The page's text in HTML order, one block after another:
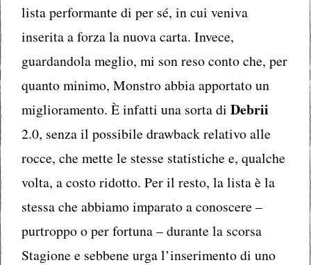
lista performante di per sé, in cui veniva
inserita a forza la nuova carta. Invece,
guardandola meglio, mi son reso conto che, per
quanto minimo, Monstro abbia apportato un
miglioramento. È infatti una sorta diDebrii
2.0, senza il possibile drawback relativo alle
rocce, che mette le stesse statistiche e, qualche
volta, a costo ridotto. Per il resto, la lista è la
stessa che abbiamo imparato a conoscere –
purtroppo o per fortuna – durante la scorsa
Stagione e sebbene urga l’inserimento di uno